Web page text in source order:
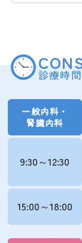
診療時間
一般内科・
腎臓内科
9:30～12:30
15:00～18:00